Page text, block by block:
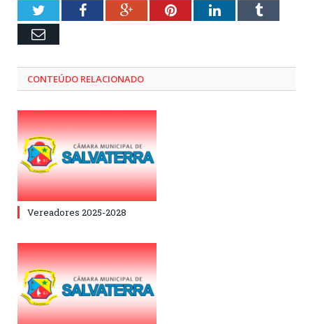
TwitterFacebookGoogle+PinterestLinkedInTumblr
Email
CONTEÚDO RELACIONADO
Vereadores 2025-2028